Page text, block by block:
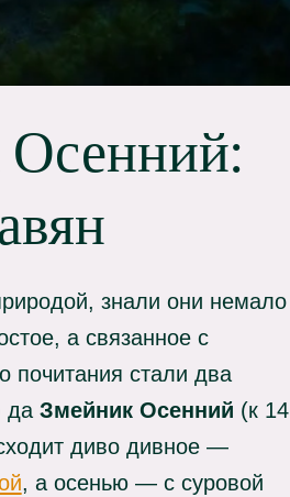
знали они немало
а связанное с
почитания стали два
да Змейник Осенний (к 14
диво дивное —
, а осенью — с суровой